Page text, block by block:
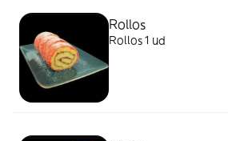
Rollos
Rollos 1 ud